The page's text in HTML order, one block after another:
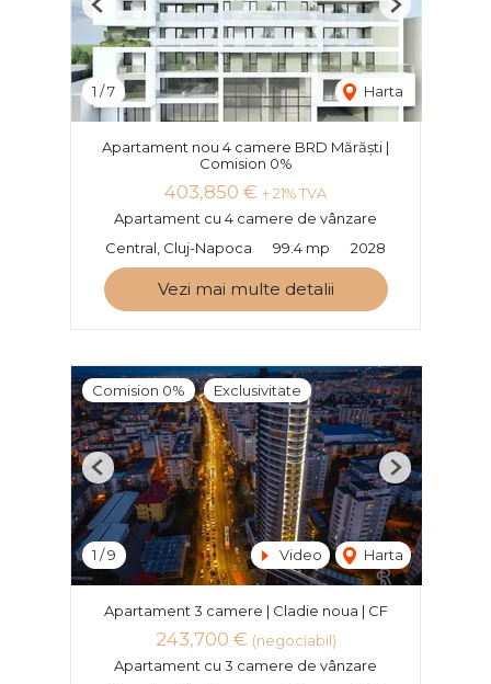
1 /7 Harta
Previous Next
Apartament nou 4 camere BRD Mărăști |
Comision 0%
403,850 € + 21% TVA
Apartament cu 4 camere de vânzare
Central, Cluj-Napoca
99.4 mp 2028
Vezi mai multe detalii
Comision 0% Exclusivitate
1 /9 Video Harta
Previous Next
Apartament 3 camere | Cladie noua | CF
243,700 € (negociabil)
Apartament cu 3 camere de vânzare